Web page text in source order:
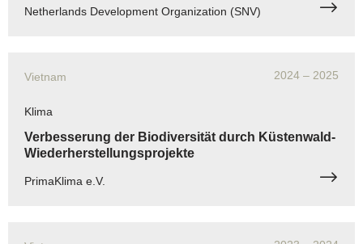
Netherlands Development Organization (SNV)
Vietnam 2024 – 2025
Klima
Verbesserung der Biodiversität durch Küstenwald-
Wiederherstellungsprojekte
PrimaKlima e.V.